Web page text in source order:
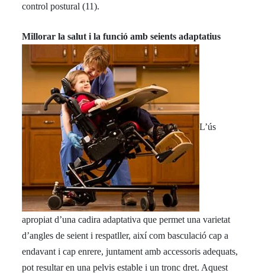
control postural (11).
Millorar la salut i la funció amb seients adaptatius
L’ús
apropiat d’una cadira adaptativa que permet una varietat
d’angles de seient i respatller, així com basculació cap a
endavant i cap enrere, juntament amb accessoris adequats,
pot resultar en una pelvis estable i un tronc dret. Aquest